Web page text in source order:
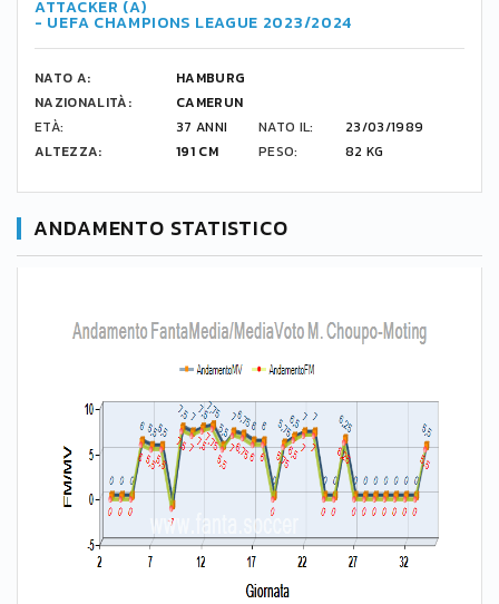
ATTACKER (A)
- UEFA CHAMPIONS LEAGUE 2023/2024
NATO A:
HAMBURG
NAZIONALITÀ:
CAMERUN
ETÀ:
37 ANNI NATO IL:
23/03/1989
ALTEZZA:
191 CM PESO: 82 KG
ANDAMENTO STATISTICO